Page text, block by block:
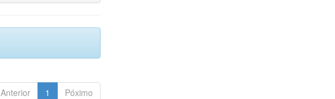
Anterior 1 Póximo